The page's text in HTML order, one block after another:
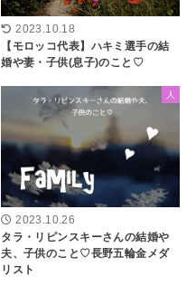
2023.10.18
【モロッコ代表】ハキミ選手の結
婚や妻・子供(息子)のこと♡
人
2023.10.26
タラ・リピンスキーさんの結婚や
夫、子供のこと♡長野五輪金メダ
リスト